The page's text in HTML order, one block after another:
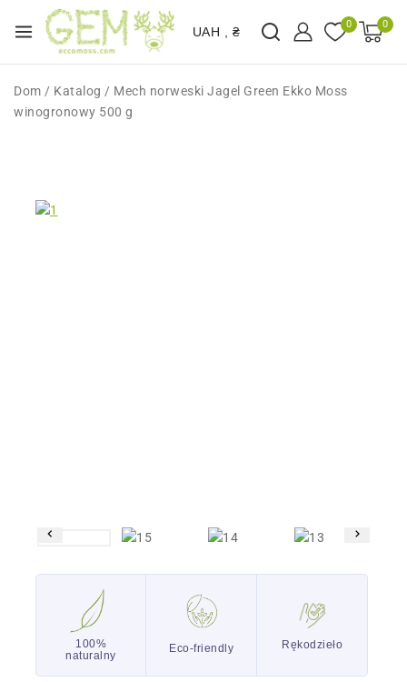
UAH , ₴
0 0
Dom / Katalog / Mech norweski Jagel Green Ekko Moss
winogronowy 500 g
100%
naturalny
Eco-friendly Rękodzieło